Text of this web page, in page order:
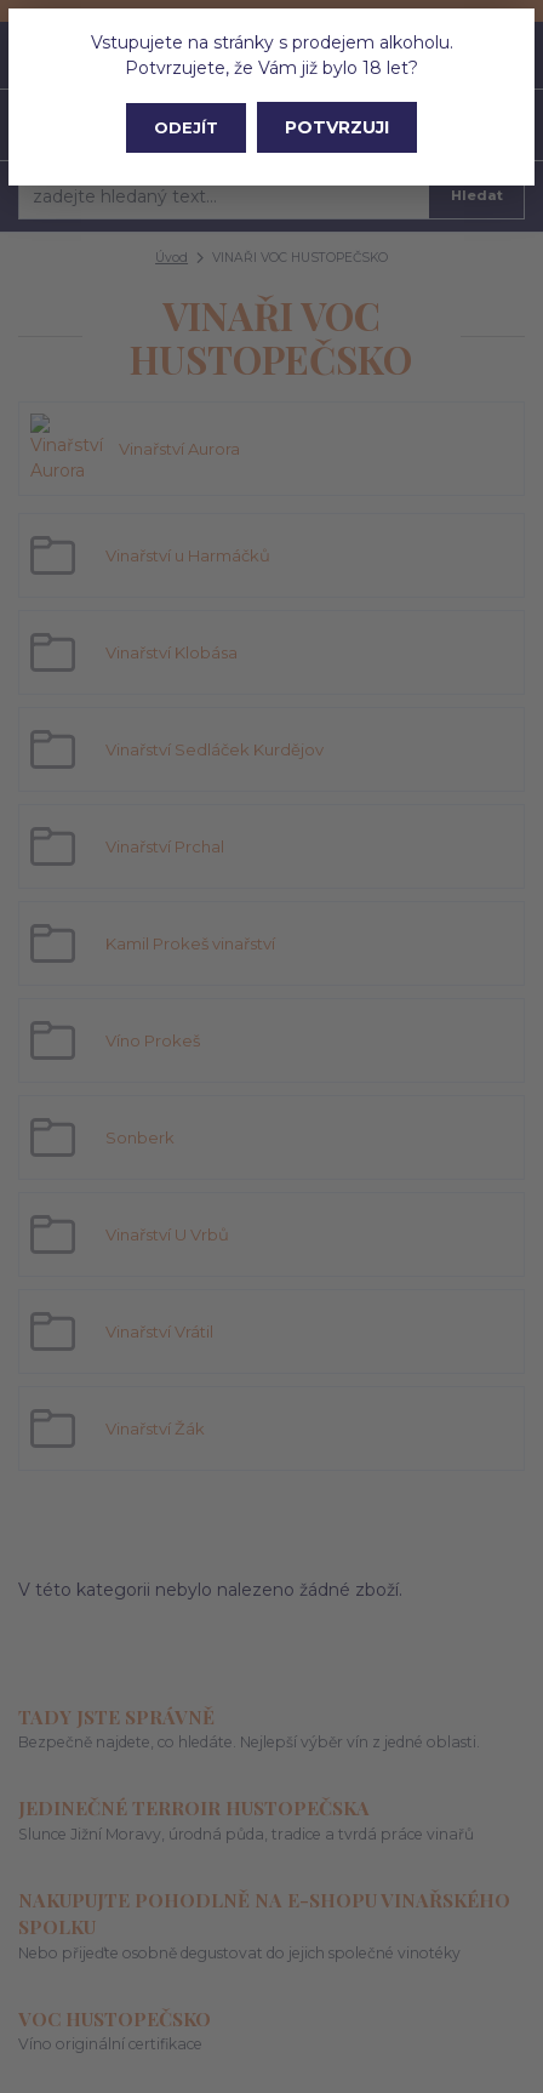
Vstupujete na stránky s prodejem alkoholu.
Potvrzujete, že Vám již bylo 18 let?
ODEJÍT POTVRZUJI
CZK
Hledat
Úvod VINAŘI VOC HUSTOPEČSKO
VINAŘI VOC
HUSTOPEČSKO
Vinařství Aurora
Vinařství u Harmáčků
Vinařství Klobása
Vinařství Sedláček Kurdějov
Vinařství Prchal
Kamil Prokeš vinařství
Víno Prokeš
Sonberk
Vinařství U Vrbů
Vinařství Vrátil
Vinařství Žák
V této kategorii nebylo nalezeno žádné zboží.
TADY JSTE SPRÁVNĚ
Bezpečně najdete, co hledáte. Nejlepší výběr vín z jedné oblasti.
JEDINEČNÉ TERROIR HUSTOPEČSKA
Slunce Jižní Moravy, úrodná půda, tradice a tvrdá práce vinařů
NAKUPUJTE POHODLNĚ NA E-SHOPU VINAŘSKÉHO
SPOLKU
Nebo přijeďte osobně degustovat do jejich společné vinotéky
VOC HUSTOPEČSKO
Víno originální certifikace